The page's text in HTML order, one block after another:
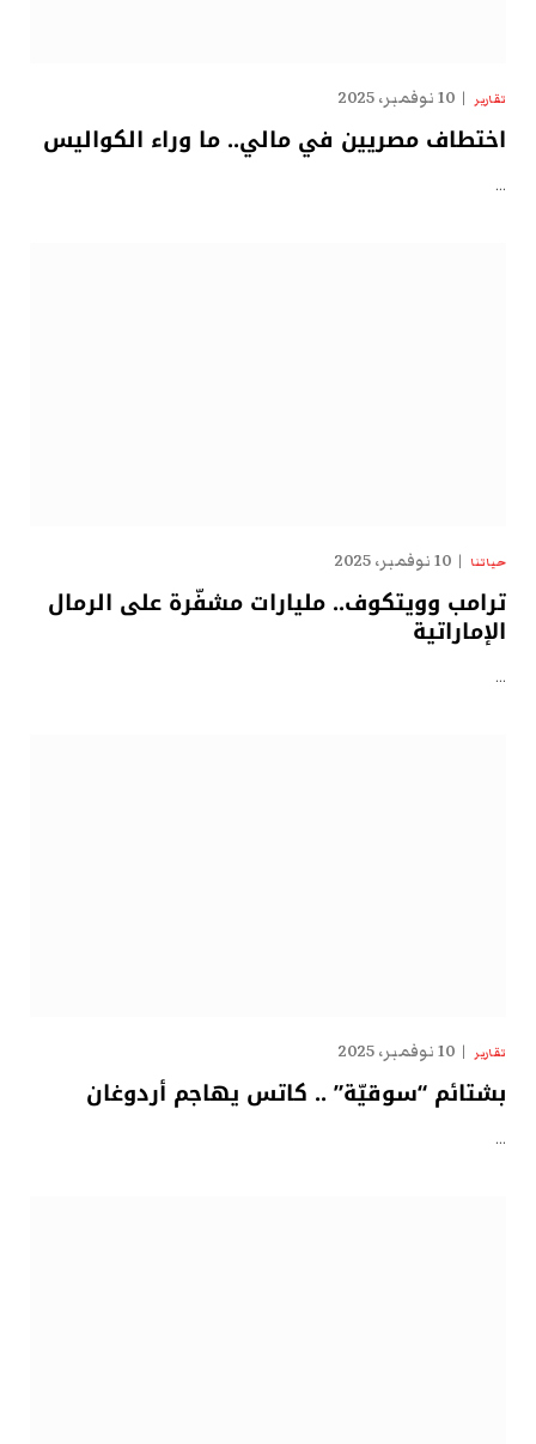
تقارير 10 نوفمبر، 2025
اختطاف مصريين في مالي.. ما وراء الكواليس
…
حياتنا 10 نوفمبر، 2025
ترامب وويتكوف.. مليارات مشفّرة على الرمال
الإماراتية
…
تقارير 10 نوفمبر، 2025
بشتائم “سوقيّة” .. كاتس يهاجم أردوغان
…